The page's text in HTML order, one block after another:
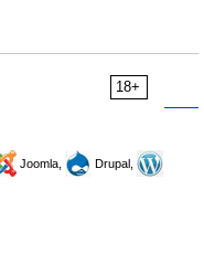
18+
Joomla,
Drupal,